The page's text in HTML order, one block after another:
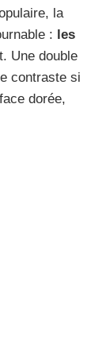
la
: les
Une double
contraste si
dorée,